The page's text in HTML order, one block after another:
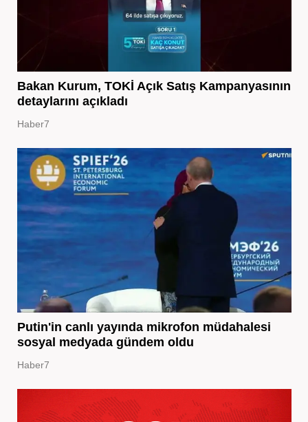
Bakan Kurum, TOKİ Açık Satış Kampanyasının
detaylarını açıkladı
Haber7
Putin'in canlı yayında mikrofon müdahalesi
sosyal medyada gündem oldu
Haber7